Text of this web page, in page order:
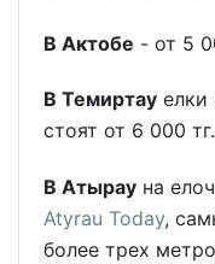
В Актобе - от 5
В Темиртау елки
стоят от 6 000 тг.
В Атырау на
Atyrau Today,
более трех